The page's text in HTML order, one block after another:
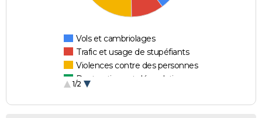
Vols et cambriolages
Trafic et usage de stupéfiants
Violences contre des personnes
Destructions et dégradations
1/2